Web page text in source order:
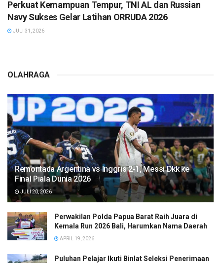
Perkuat Kemampuan Tempur, TNI AL dan Russian
Navy Sukses Gelar Latihan ORRUDA 2026
JULI 31, 2026
OLAHRAGA
Remontada Argentina vs Inggris 2-1, Messi Dkk ke
Final Piala Dunia 2026
JULI 20, 2026
Perwakilan Polda Papua Barat Raih Juara di
Kemala Run 2026 Bali, Harumkan Nama Daerah
APRIL 19, 2026
Puluhan Pelajar Ikuti Binlat Seleksi Penerimaan